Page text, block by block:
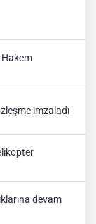
imzaladı
devam